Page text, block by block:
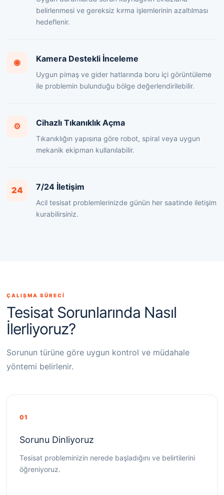
belirlenmesi ve gereksiz kırma işlemlerinin azaltılması
hedeflenir.
◉ Kamera Destekli İnceleme
Uygun pimaş ve gider hatlarında boru içi görüntüleme
ile problemin bulunduğu bölge değerlendirilebilir.
⚙ Cihazlı Tıkanıklık Açma
Tıkanıklığın yapısına göre robot, spiral veya uygun
mekanik ekipman kullanılabilir.
24 7/24 İletişim
Acil tesisat problemlerinizde günün her saatinde iletişim
kurabilirsiniz.
ÇALIŞMA SÜRECİ
Tesisat Sorunlarında Nasıl
İlerliyoruz?
Sorunun türüne göre uygun kontrol ve müdahale
yöntemi belirlenir.
01
Sorunu Dinliyoruz
Tesisat probleminizin nerede başladığını ve belirtilerini
öğreniyoruz.